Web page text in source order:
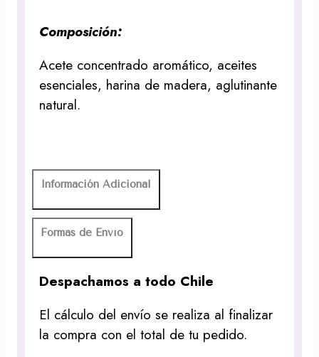
Composición:
Acete concentrado aromático, aceites
esenciales, harina de madera, aglutinante
natural.
Información Adicional
Formas de Envío
Despachamos a todo Chile
El cálculo del envío se realiza al finalizar
la compra con el total de tu pedido.